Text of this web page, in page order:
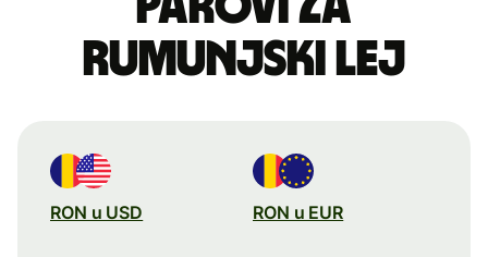
rumunjski lej
RON u USD RON u EUR